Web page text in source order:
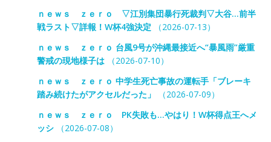
ｎｅｗｓ ｚｅｒｏ ▽江別集団暴行死裁判▽大谷…前半
戦ラスト▽詳報！W杯4強決定 （2026-07-13）
ｎｅｗｓ ｚｅｒｏ 台風9号が沖縄最接近へ“暴風雨”厳重
警戒の現地様子は（2026-07-10）
ｎｅｗｓ ｚｅｒｏ 中学生死亡事故の運転手「ブレーキ
踏み続けたがアクセルだった」
（2026-07-09）
ｎｅｗｓ ｚｅｒｏ PK失敗も…やはり！W杯得点王へメ
ッシ（2026-07-08）